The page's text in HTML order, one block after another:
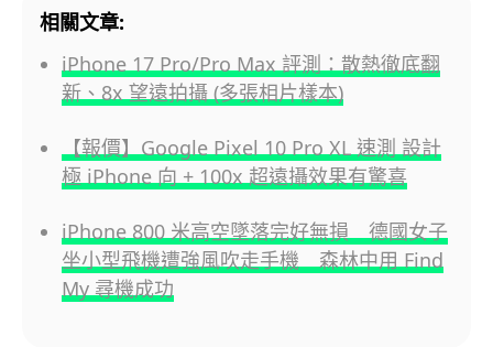
相關文章:
iPhone 17 Pro/Pro Max 評測：散熱徹底翻
新、8x 望遠拍攝 (多張相片樣本)
【報價】Google Pixel 10 Pro XL 速測 設計
極 iPhone 向 + 100x 超遠攝效果有驚喜
iPhone 800 米高空墜落完好無損 德國女子
坐小型飛機遭強風吹走手機 森林中用 Find
My 尋機成功